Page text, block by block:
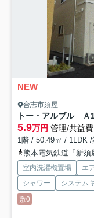
NEW
合志市須屋
トー・アルブル Ａ
5.9万円 管理/共益
1階 / 50.49㎡ / 1LDK /
熊本電気鉄道「新須
室内洗濯機置場 エ
シャワー
システム
敷0